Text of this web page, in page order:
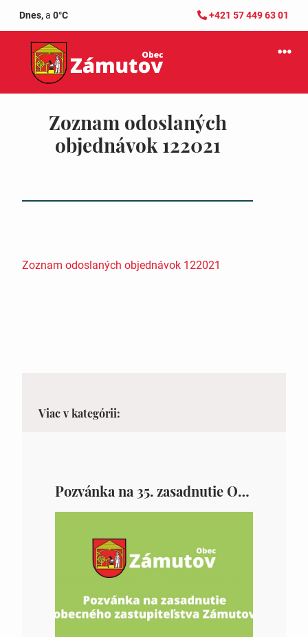
Dnes,a 0°C +421 57 449 63 01
Zoznam odoslaných
objednávok 122021
Zoznam odoslaných objednávok 122021
Viac v kategórii:
Pozvánka na 35. zasadnutie OZ v Zámutove